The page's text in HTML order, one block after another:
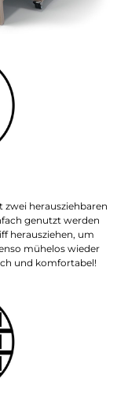
zwei herausziehbaren
genutzt werden
herausziehen, um
mühelos wieder
und komfortabel!